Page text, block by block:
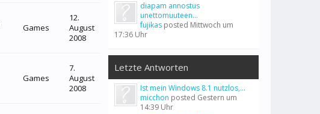
Games
12.
August
2008
Games
7.
August
2008
diapam annostus
unettomuuteen...
fujikas posted Mittwoch um
17:36 Uhr
Letzte Antworten
Ist mein Windows 8.1 nutzlos,...
micchon posted Gestern um
14:39 Uhr